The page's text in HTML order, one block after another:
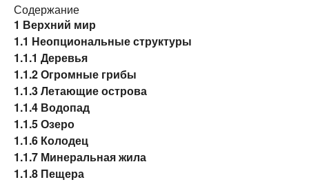
Содержание
1 Верхний мир
1.1 Неопциональные структуры
1.1.1 Деревья
1.1.2Огромные грибы
1.1.3Летающие острова
1.1.4 Водопад
1.1.5Озеро
1.1.6 Колодец
1.1.7 Минеральная жила
1.1.8 Пещера